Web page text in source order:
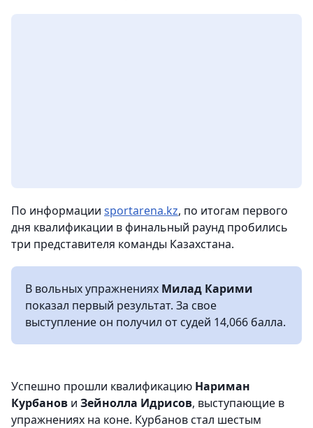
По информации sportarena.kz, по итогам первого
дня квалификации в финальный раунд пробились
три представителя команды Казахстана.
В вольных упражнениях Милад Карими
показал первый результат. За свое
выступление он получил от судей 14,066 балла.
Успешно прошли квалификацию Нариман
Курбанов и Зейнолла Идрисов, выступающие в
упражнениях на коне. Курбанов стал шестым